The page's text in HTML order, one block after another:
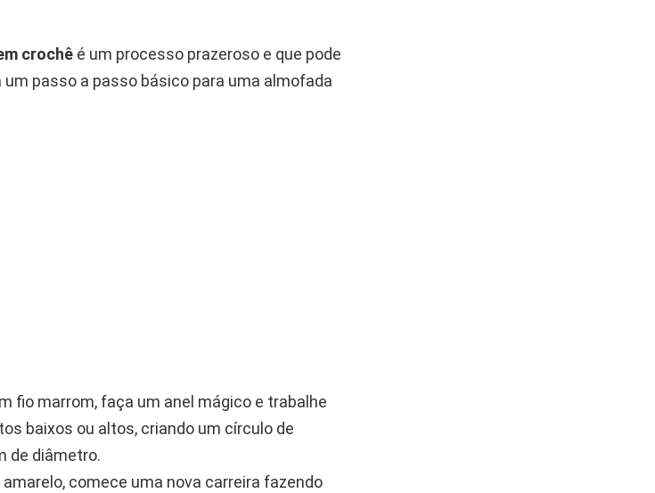
crochê é um processo prazeroso e que pode
passo a passo básico para uma almofada
fio marrom, faça um anel mágico e trabalhe
baixos ou altos, criando um círculo de
de diâmetro.
amarelo, comece uma nova carreira fazendo